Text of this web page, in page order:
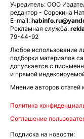
Учредитель: ООО
редактор - Сорокина
E-mail:
Рекламная служба:
79-44-92
Любое использование
подборки материалов
допускается с
и прямой
Мнение авторов статей
Политика
Соглашение
Подписка на новости: